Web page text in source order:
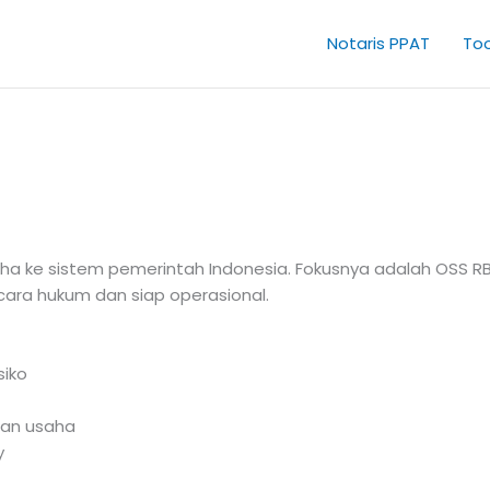
Notaris PPAT
sistem pemerintah Indonesia. Fokusnya adalah OSS
hukum dan siap operasional.
usaha